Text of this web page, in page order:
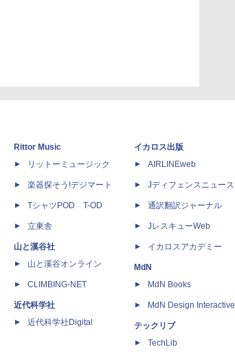
Rittor Music
リットーミュージック
楽器探そう!デジマート
TシャツPOD T-OD
立東舎
山と溪谷社
山と溪谷オンライン
CLIMBING-NET
近代科学社
近代科学社Digital
イカロス出版
AIRLINEweb
Jディフェンスニュース
通訳翻訳ジャーナル
JレスキューWeb
イカロスアカデミー
MdN
MdN Books
MdN Design Interactive
テックリブ
TechLib